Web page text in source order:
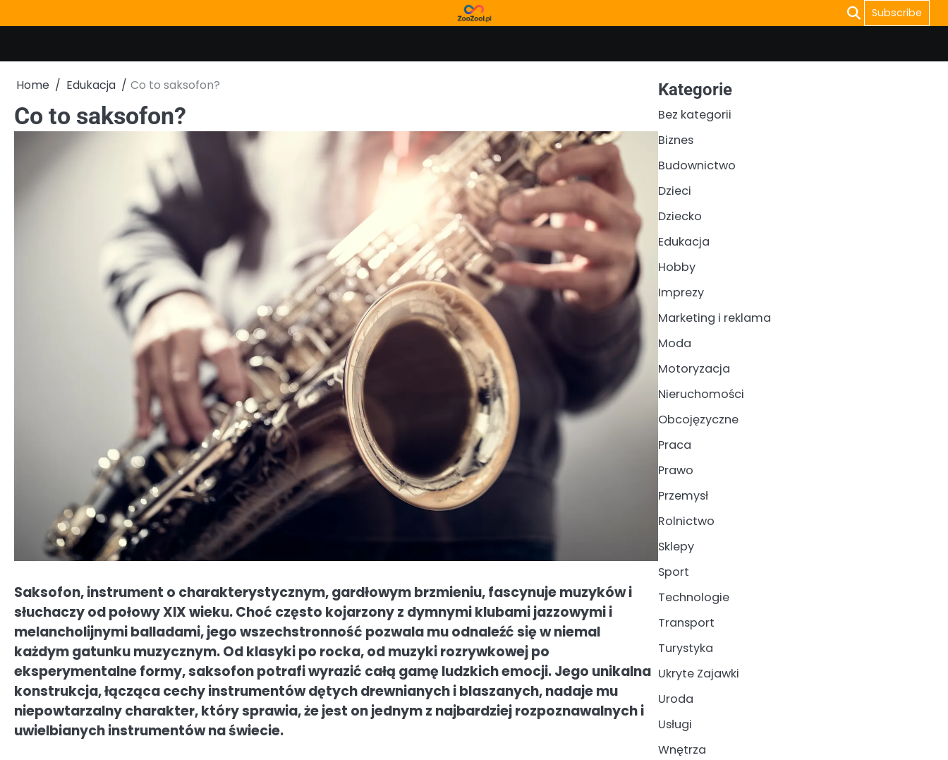
to
Subscribe
Home Edukacja Co to saksofon?
Co to saksofon?
Saksofon, instrument o charakterystycznym, gardłowym brzmieniu, fascynuje muzyków i
słuchaczy od połowy XIX wieku. Choć często kojarzony z dymnymi klubami jazzowymi i
melancholijnymi balladami, jego wszechstronność pozwala mu odnaleźć się w niemal
każdym gatunku muzycznym. Od klasyki po rocka, od muzyki rozrywkowej po
eksperymentalne formy, saksofon potrafi wyrazić całą gamę ludzkich emocji. Jego unikalna
konstrukcja, łącząca cechy instrumentów dętych drewnianych i blaszanych, nadaje mu
niepowtarzalny charakter, który sprawia, że jest on jednym z najbardziej rozpoznawalnych i
uwielbianych instrumentów na świecie.
Kategorie
Bez kategorii
Biznes
Budownictwo
Dzieci
Dziecko
Edukacja
Hobby
Imprezy
Marketing i reklama
Moda
Motoryzacja
Nieruchomości
Obcojęzyczne
Praca
Prawo
Przemysł
Rolnictwo
Sklepy
Sport
Technologie
Transport
Turystyka
Ukryte Zajawki
Uroda
Usługi
Wnętrza